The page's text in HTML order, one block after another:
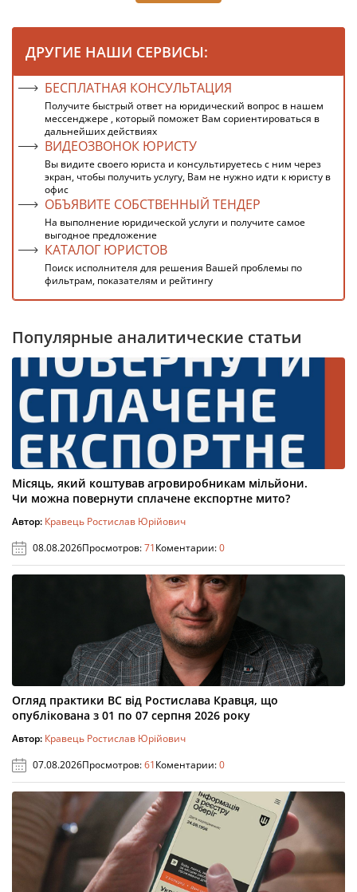
ДРУГИЕ НАШИ СЕРВИСЫ:
БЕСПЛАТНАЯ КОНСУЛЬТАЦИЯ
Получите быстрый ответ на юридический вопрос в нашем
мессенджере , который поможет Вам сориентироваться в
дальнейших действиях
ВИДЕОЗВОНОК ЮРИСТУ
Вы видите своего юриста и консультируетесь с ним через
экран, чтобы получить услугу, Вам не нужно идти к юристу в
офис
ОБЪЯВИТЕ СОБСТВЕННЫЙ ТЕНДЕР
На выполнение юридической услуги и получите самое
выгодное предложение
КАТАЛОГ ЮРИСТОВ
Поиск исполнителя для решения Вашей проблемы по
фильтрам, показателям и рейтингу
Популярные аналитические статьи
Місяць, який коштував агровиробникам мільйони.
Чи можна повернути сплачене експортне мито?
Автор: Кравець Ростислав Юрійович
08.08.2026Просмотров:71Коментарии:0
Огляд практики ВС від Ростислава Кравця, що
опублікована з 01 по 07 серпня 2026 року
Автор: Кравець Ростислав Юрійович
07.08.2026Просмотров:61Коментарии:0